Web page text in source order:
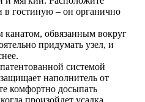
гостиную – он органично
обвязанным вокруг
придумать узел, и
системой
наполнитель от
комфортно досыпать
произойдет усадка.